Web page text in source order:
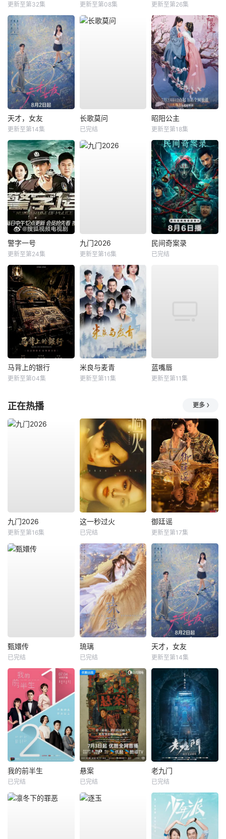
更新至第32集 更新至第08集 更新至第26集
天才，女友
更新至第14集
长歌莫问
已完结
昭阳公主
更新至第18集
警字一号
更新至第24集
九门2026
更新至第16集
民间奇案录
已完结
马背上的银行
更新至第04集
米良与麦青
更新至第11集
蓝嘴唇
更新至第11集
正在热播 更多
九门2026
更新至第16集
这一秒过火
已完结
御廷谣
更新至第17集
甄嬛传
已完结
琉璃
已完结
天才，女友
更新至第14集
我的前半生
已完结
悬案
已完结
老九门
已完结